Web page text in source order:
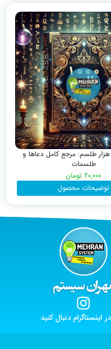
هزار طلسم: مرجع کامل دعاها و
طلسمات
20,000 تومان
توضیحات محصول
اینستاگرام دنبال کنید